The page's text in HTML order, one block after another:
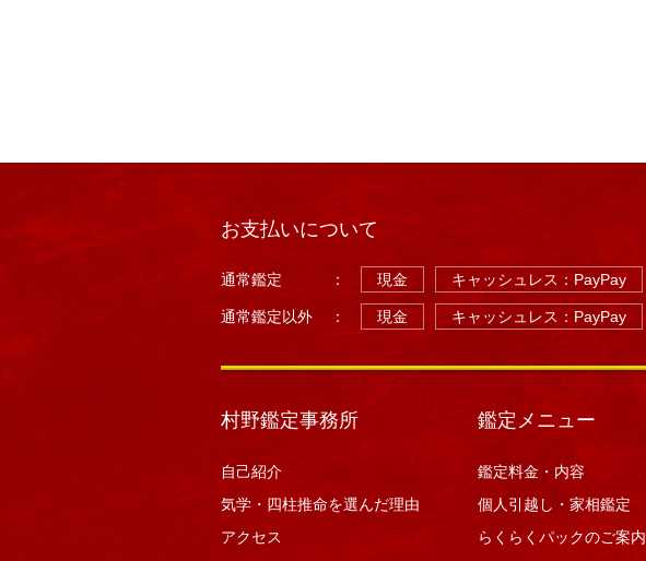
お支払いについて
通常鑑定 ： 現金 キャッシュレス：PayPay
通常鑑定以外 ： 現金 キャッシュレス：PayPay
村野鑑定事務所
自己紹介
気学・四柱推命を選んだ理由
アクセス
鑑定メニュー
鑑定料金・内容
個人引越し・家相鑑定
らくらくパックのご案内